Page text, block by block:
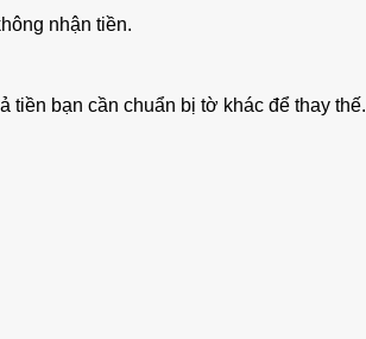
nhận tiền.
tiền bạn cần chuẩn bị tờ khác để thay thế.